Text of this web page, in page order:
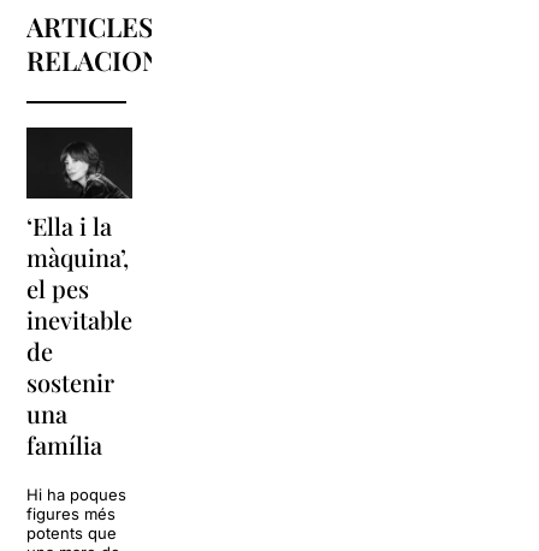
ARTICLES
RELACIONATS
‘Ella i la
màquina’,
el pes
inevitable
de
sostenir
una
família
Hi ha poques
figures més
potents que